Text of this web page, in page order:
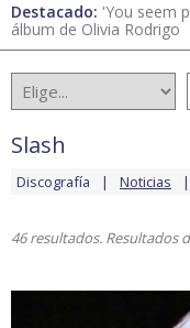
Destacado: 'You seem
álbum de Olivia Rodrigo
Slash
Discografía Noticias
46 resultados. Resultados